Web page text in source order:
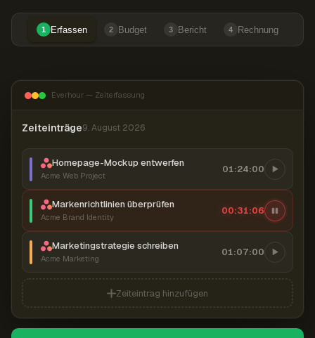
1 Erfassen 2 Budget 3 Bericht 4 Rechnung
Everhour — Zeiterfassung
Zeiteinträge9. August 2026
Homepage-Mockup entwerfen
Acme Web Project
01:24:00
Markenrichtlinien überprüfen
Acme Brand Identity
00:31:07
Marketingstrategie schreiben
Acme Marketing
01:07:00
Zeiteintrag hinzufügen